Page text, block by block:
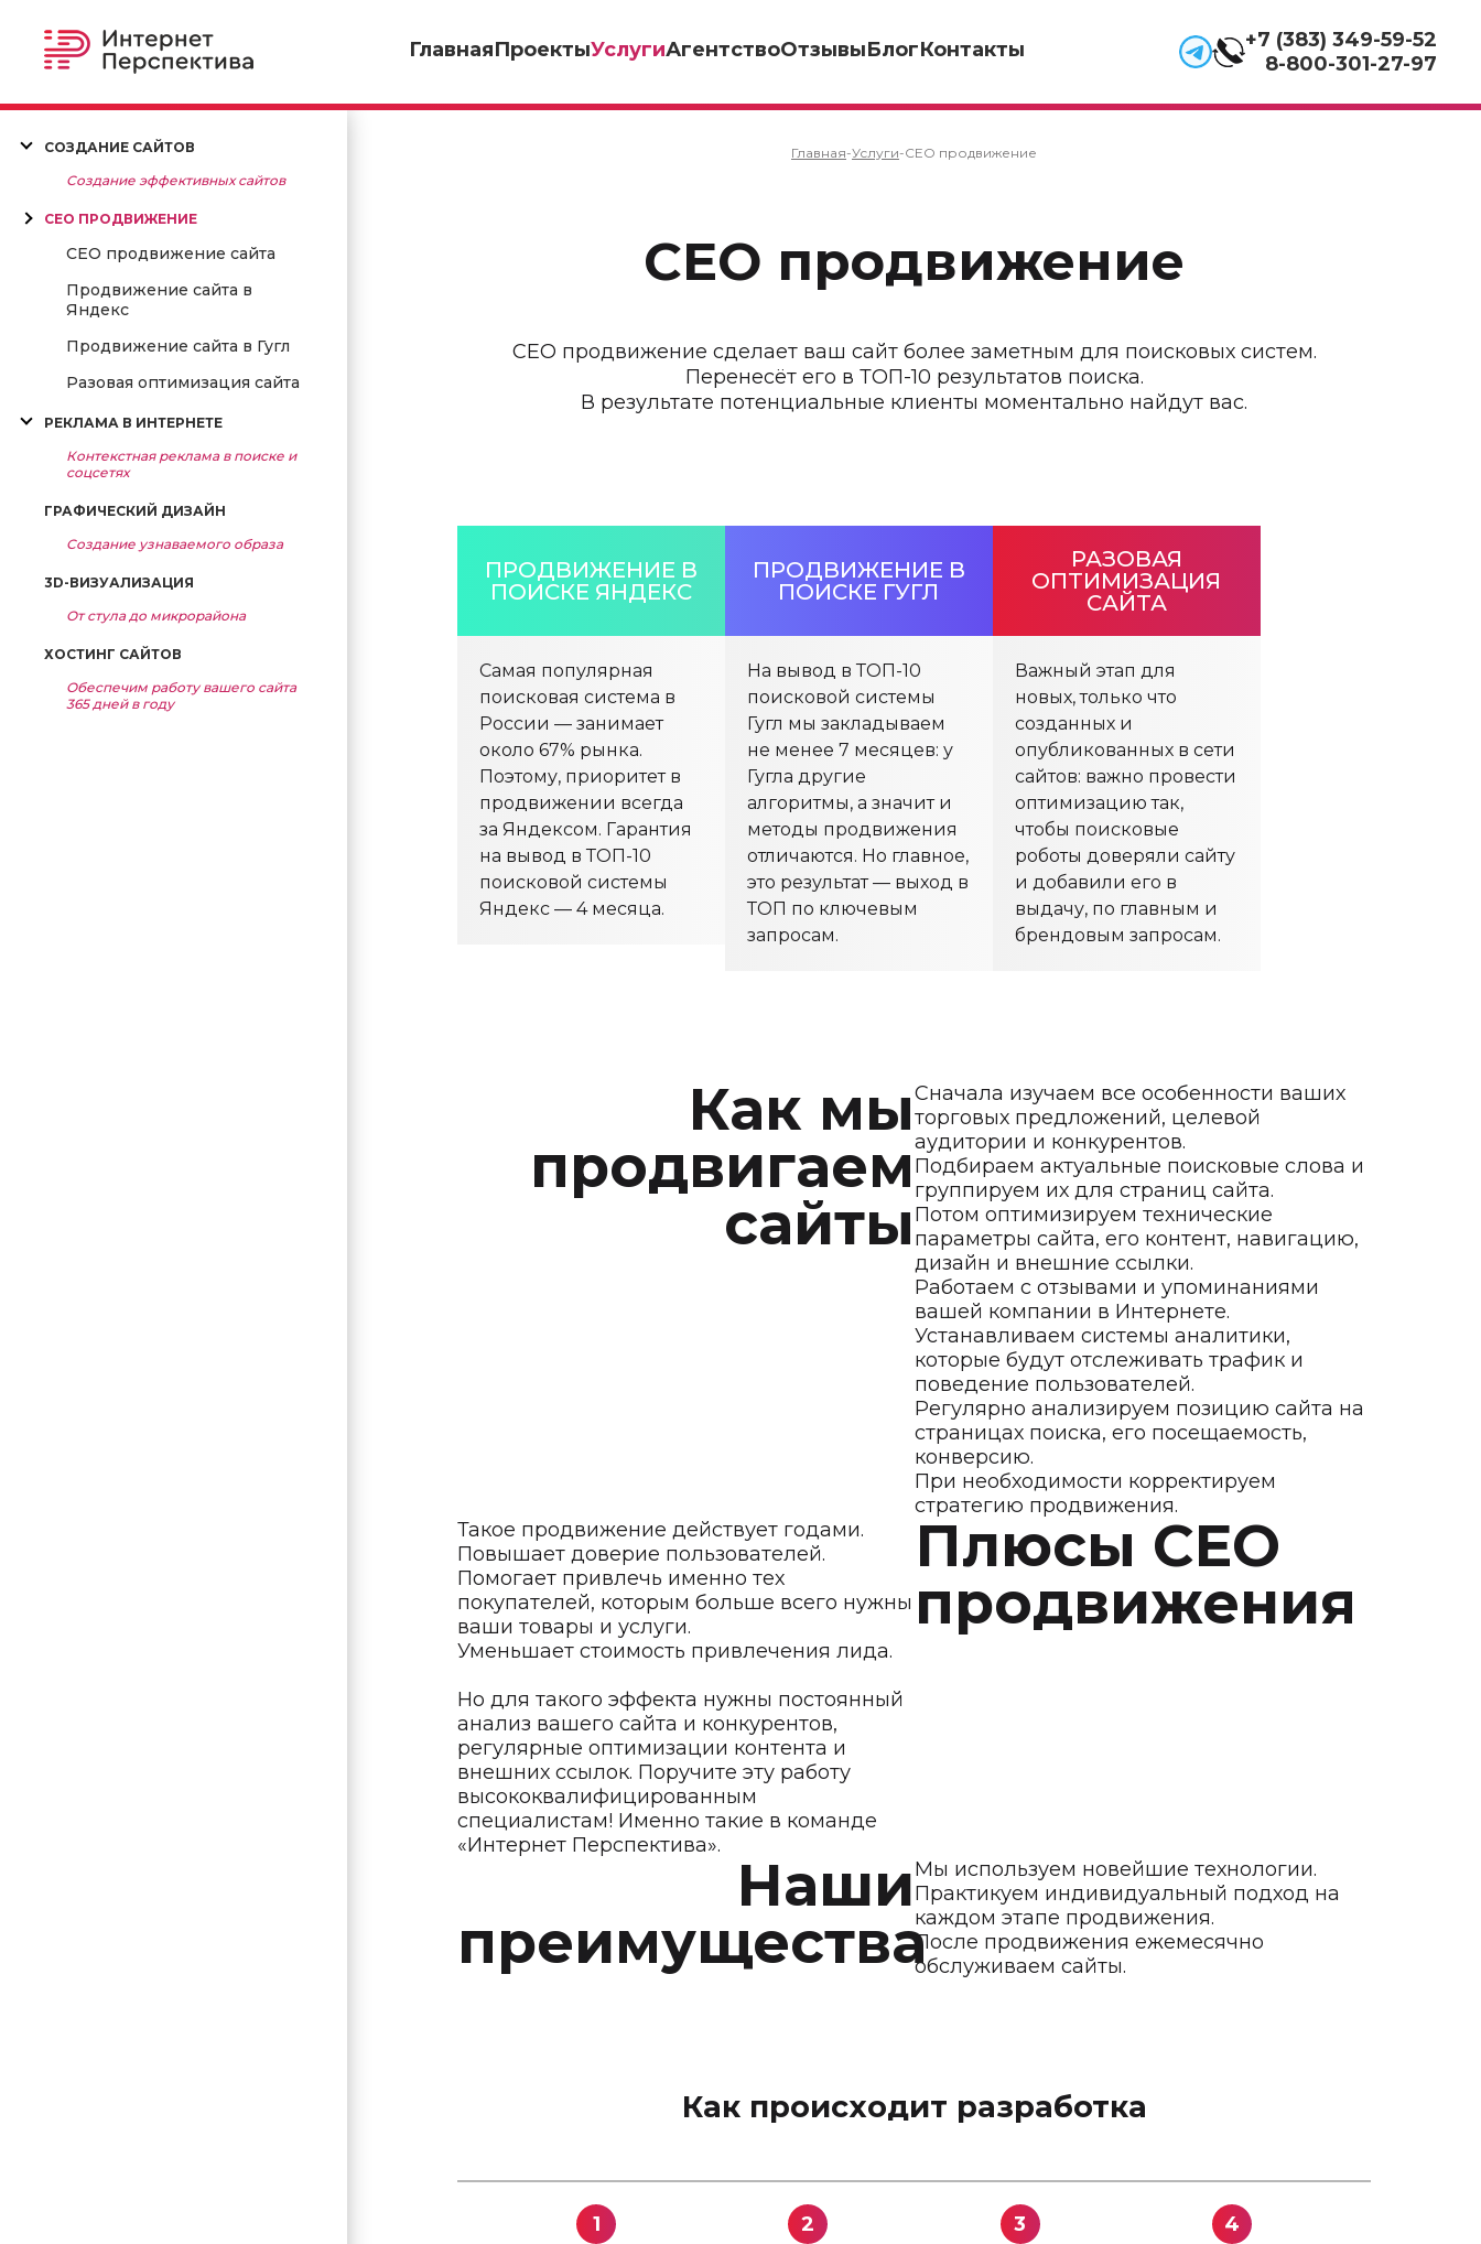
ГлавнаяПроектыУслугиАгентствоОтзывыБлогКонтакты
+7 (383) 349-59-52
8-800-301-27-97
СОЗДАНИЕ САЙТОВ
СЕО ПРОДВИЖЕНИЕ
СЕО продвижение сайта
Продвижение сайта в
Яндекс
Продвижение сайта в Гугл
Разовая оптимизация сайта
РЕКЛАМА В ИНТЕРНЕТЕ
ГРАФИЧЕСКИЙ ДИЗАЙН
3D-ВИЗУАЛИЗАЦИЯ
ХОСТИНГ САЙТОВ
Главная-Услуги-СЕО продвижение
СЕО продвижение
СЕО продвижение сделает ваш сайт более заметным для поисковых систем.
Перенесёт его в ТОП-10 результатов поиска.
В результате потенциальные клиенты моментально найдут вас.
ПРОДВИЖЕНИЕ В
ПОИСКЕ ЯНДЕКС
Самая популярная
поисковая система в
России — занимает
около 67% рынка.
Поэтому, приоритет в
продвижении всегда
за Яндексом. Гарантия
на вывод в ТОП-10
поисковой системы
Яндекс — 4 месяца.
ПРОДВИЖЕНИЕ В
ПОИСКЕ ГУГЛ
На вывод в ТОП-10
поисковой системы
Гугл мы закладываем
не менее 7 месяцев: у
Гугла другие
алгоритмы, а значит и
методы продвижения
отличаются. Но главное,
это результат — выход в
ТОП по ключевым
запросам.
РАЗОВАЯ
ОПТИМИЗАЦИЯ
САЙТА
Важный этап для
новых, только что
созданных и
опубликованных в сети
сайтов: важно провести
оптимизацию так,
чтобы поисковые
роботы доверяли сайту
и добавили его в
выдачу, по главным и
брендовым запросам.
Как мы
продвигаем
сайты
Сначала изучаем все особенности ваших
торговых предложений, целевой
аудитории и конкурентов.
Подбираем актуальные поисковые слова и
группируем их для страниц сайта.
Потом оптимизируем технические
параметры сайта, его контент, навигацию,
дизайн и внешние ссылки.
Работаем с отзывами и упоминаниями
вашей компании в Интернете.
Устанавливаем системы аналитики,
которые будут отслеживать трафик и
поведение пользователей.
Регулярно анализируем позицию сайта на
страницах поиска, его посещаемость,
конверсию.
При необходимости корректируем
стратегию продвижения.
Плюсы СЕО
продвижения
Такое продвижение действует годами.
Повышает доверие пользователей.
Помогает привлечь именно тех
покупателей, которым больше всего нужны
ваши товары и услуги.
Уменьшает стоимость привлечения лида.
Но для такого эффекта нужны постоянный
анализ вашего сайта и конкурентов,
регулярные оптимизации контента и
внешних ссылок. Поручите эту работу
высококвалифицированным
специалистам! Именно такие в команде
«Интернет Перспектива».
Наши
преимущества
Мы используем новейшие технологии.
Практикуем индивидуальный подход на
каждом этапе продвижения.
После продвижения ежемесячно
обслуживаем сайты.
Как происходит разработка
1
2
3
4